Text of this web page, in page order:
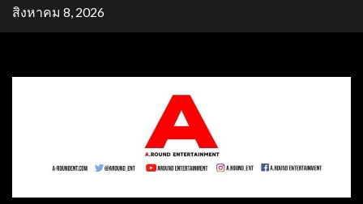
Skipสิงหาคม 8, 2026